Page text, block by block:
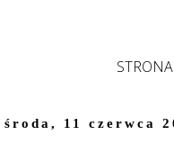
środa, 11 czerwca